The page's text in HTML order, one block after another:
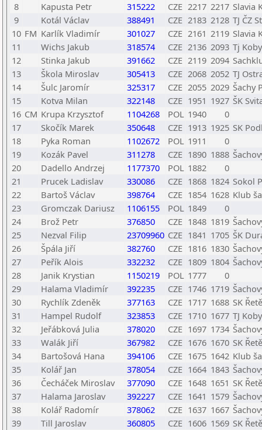
8
Kapusta Petr 315222 CZE 2217 2217 Slavia
9
Kotál Václav 388491 CZE 2183 2128 TJ ČZ
10 FM Karlík Vladimír 301027 CZE 2161 2119 Slavia
11
Wichs Jakub 318574 CZE 2136 2093 Tj
12
Stinka Jakub 391662 CZE 2119 2094
13
Škola Miroslav 305413 CZE 2068 2052 TJ
14
Šulc Jaromír 325317 CZE 2055 2029 Šachy
15
Kotva Milan 322148 CZE 1951 1927 ŠK
16 CM Krupa Krzysztof 1104268 POL 1940
0
17
Skočík Marek 350648 CZE 1913 1925 SK
18
Pyka Roman 1102672 POL 1911
0
19
Kozák Pavel 311278 CZE 1890 1888
20
Dadello Andrzej 1177370 POL 1882
0
21
Prucek Ladislav 330086 CZE 1868 1824 Sokol
22
Bartoš Václav 398764 CZE 1854 1628 Klub
23
Gromczak Dariusz 1106155 POL 1849
0
24
Brož Petr 376850 CZE 1848 1819
25
Nezval Filip 23709960 CZE 1841 1705 ŠK
26
Špála Jiří 382760 CZE 1816 1830
27
Peřík Alois 332232 CZE 1809 1804
28
Janik Krystian 1150219 POL 1777
0
29
Halama Vladimír 392235 CZE 1746 1719
30
Rychlík Zdeněk 377163 CZE 1717 1688 SK
31
Hampel Rudolf 323853 CZE 1710 1677 TJ
32
Jeřábková Julia 378020 CZE 1697 1734
33
Walák Jiří 367982 CZE 1676 1670 SK
34
Bartošová Hana 394106 CZE 1675 1642 Klub
35
Kolář Jan 378054 CZE 1664 1843
36
Čecháček Miroslav 377090 CZE 1648 1651 SK
37
Halama Jaroslav 392227 CZE 1641 1579
38
Kolář Radomír 378062 CZE 1637 1667
39
Till Jaroslav 360805 CZE 1606 1569 SK